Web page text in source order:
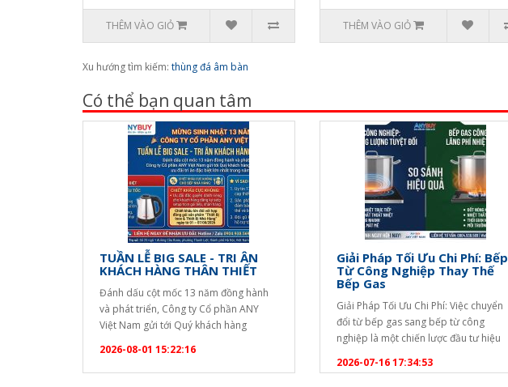
THÊM VÀO GIỎ THÊM VÀO GIỎ
Xu hướng tìm kiếm: thùng đá âm bàn
Có thể bạn quan tâm
TUẦN LỄ BIG SALE - TRI ÂN
KHÁCH HÀNG THÂN THIẾT
Đánh dấu cột mốc 13 năm đồng hành
và phát triển, Công ty Cổ phần ANY
Việt Nam gửi tới Quý khách hàng
nhất trong năm! ? CHƯƠNG TRÌNH
KHUYẾN MẠI ĐẶC BIỆT TẶNG NGAY
2026-08-01 15:22:16
Giải Pháp Tối Ưu Chi Phí: Bếp
Từ Công Nghiệp Thay Thế
Bếp Gas
Giải Pháp Tối Ưu Chi Phí: Việc chuyển
đổi từ bếp gas sang bếp từ công
nghiệp là một chiến lược đầu tư hiệu
dài cho các doanh nghiệp dịch vụ ăn
2026-07-16 17:34:53